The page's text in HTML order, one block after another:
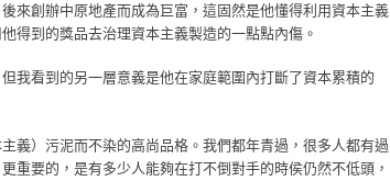
來創辦中原地產而成為巨富，這固然是他懂得利用資本主義
得到的獎品去治理資本主義製造的一點點內傷。
我看到的另一層意義是他在家庭範圍內打斷了資本累積的
義）污泥而不染的高尚品格。我們都年青過，很多人都有過
重要的，是有多少人能夠在打不倒對手的時侯仍然不低頭，